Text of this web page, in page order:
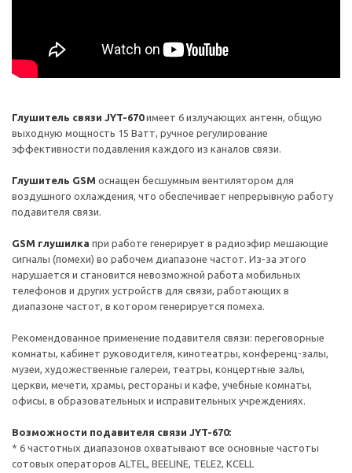
Глушитель связи JYT-670имеет 6 излучающих антенн, общую
выходную мощность 15 Ватт, ручное регулирование
эффективности подавления каждого из каналов связи.
Глушитель GSM оснащен бесшумным вентилятором для
воздушного охлаждения, что обеспечивает непрерывную работу
подавителя связи.
GSM глушилка при работе генерирует в радиоэфир мешающие
сигналы (помехи) во рабочем диапазоне частот. Из-за этого
нарушается и становится невозможной работа мобильных
телефонов и других устройств для связи, работающих в
диапазоне частот, в котором генерируется помеха.
Рекомендованное применение подавителя связи: переговорные
комнаты, кабинет руководителя, кинотеатры, конференц-залы,
музеи, художественные галереи, театры, концертные залы,
церкви, мечети, храмы, рестораны и кафе, учебные комнаты,
офисы, в образовательных и исправительных учреждениях.
Возможности подавителя связи JYT-670:
* 6 частотных диапазонов охватывают все основные частоты
сотовых операторов ALTEL, BEELINE, TELE2, KCELL